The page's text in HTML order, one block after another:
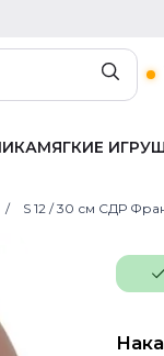
МЯГКИЕ
S 12 / 30 см СДР